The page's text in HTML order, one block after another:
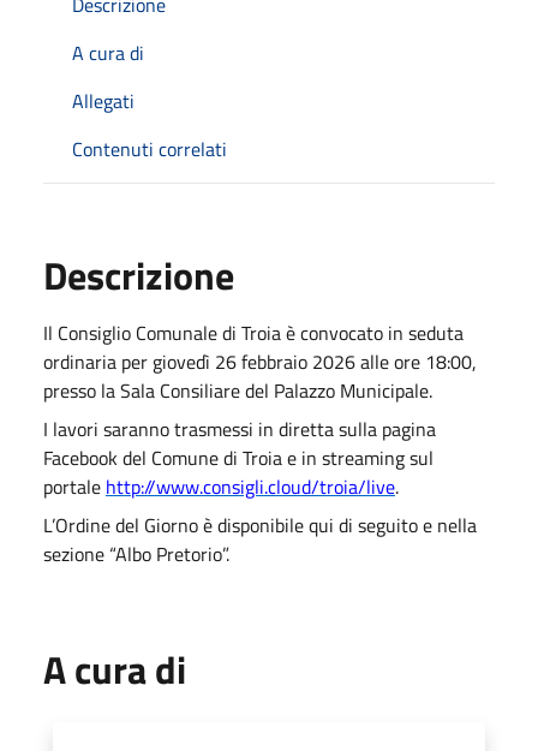
A cura di
Allegati
Contenuti correlati
Descrizione
Il Consiglio Comunale di Troia è convocato in seduta
ordinaria per giovedì 26 febbraio 2026 alle ore 18:00,
presso la Sala Consiliare del Palazzo Municipale.
I lavori saranno trasmessi in diretta sulla pagina
Facebook del Comune di Troia e in streaming sul
portale http://www.consigli.cloud/troia/live.
​L’Ordine del Giorno è disponibile qui di seguito e nella
sezione “Albo Pretorio”.
A cura di